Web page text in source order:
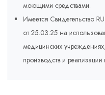
моющими средствами.
Имеется Свидетельство
от 25.03.25 на
медицинских
производств и